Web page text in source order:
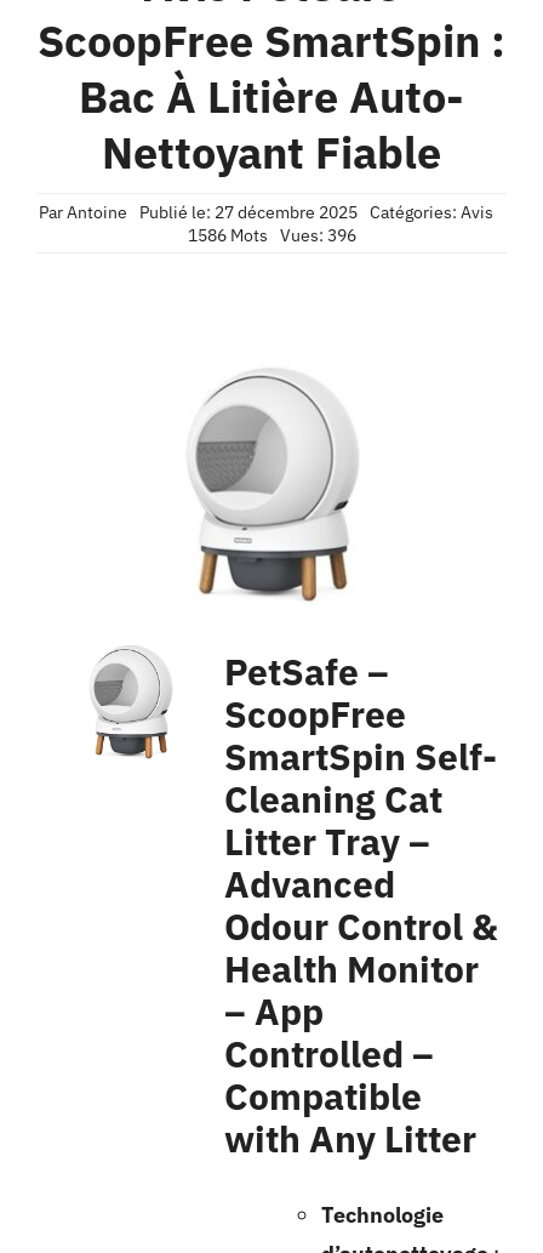
Confidentialité
ScoopFree SmartSpin :
Bac À Litière Auto-
Nettoyant Fiable
ParAntoine Publié le: 27 décembre 2025 Catégories: Avis
1586 Mots
Vues: 396
PetSafe –
ScoopFree
SmartSpin Self-
Cleaning Cat
Litter Tray –
Advanced
Odour Control &
Health Monitor
– App
Controlled –
Compatible
with Any Litter
Technologie